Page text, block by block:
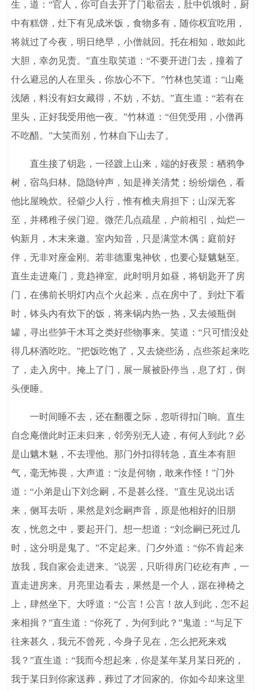
生，道：“官人，你可自去开了门歇宿去，肚中饥饿时，厨
中有糕饼，灶下有见成米饭，食物多有，随你权宜吃用，
将就过了今夜，明日绝早，小僧就回。托在相知，敢如此
大胆，幸勿见责。”直生取笑道：“不要开进门去，撞着了
什么避忌的人在里头，你放心不下。”竹林也笑道：“山庵
浅陋，料没有妇女藏得，不妨，不妨。”直生道：“若有在
里头，正好我受用他一夜。”竹林道：“但凭受用，小僧再
不吃醋。”大笑而别，竹林自下山去了。
直生接了钥匙，一径踱上山来，端的好夜景：栖鸦争
树，宿鸟归林。隐隐钟声，知是禅关清梵；纷纷烟色，看
他比屋晚炊。径僻少人行，惟有樵夫肩担下；山深无客
至，并稀稚子侯门迎。微茫几点疏星，户前相引，灿烂一
钩新月，木末来邀。室内知音，只是满堂木偶；庭前好
伴，无非对座金刚。若非德重鬼神钦，也要心疑魑魅至。
直生走进庵门，竟趋禅室。此时明月如昼，将钥匙开了房
门，在佛前长明灯内点个火起来，点在房中了。到灶下看
时，钵头内有炊下的饭，将来锅内热一热，又去倾瓶倒
罐，寻出些笋干木耳之类好些物事来。笑道：“只可惜没处
得几杯酒吃吃。”把饭吃饱了，又去烧些汤，点些茶起来吃
了，走入房中。掩上了门，展一展被卧停当，息了灯，倒
头便睡。
一时间睡不去，还在翻覆之际，忽听得扣门晌。直生
自念庵僧此时正未归来，邻旁别无人迹，有何人到此？必
是山魑木魅，不去理他。那门外扣得转急，直生本有胆
气，毫无怖畏，大声道：“汝是何物，敢来作怪！”门外
道：“小弟是山下刘念嗣，不是甚么怪。”直生见说出话
来，侧耳去听，果然是刘念嗣声音，原是他相好的旧朋
友，恍忽之中，要起开门。想一想道：“刘念嗣已死过几
时，这分明是鬼了。”不定起来。门夕外道：“你不肯起来
放我，我自家会走进来。”说罢，只听得房门矻矻有声，一
直走进房来。月亮里边看去，果然是一个人，踞在禅椅之
上，肆然坐下。大呼道：“公言！公言！故人到此，怎不起
来相揖？”直生道：“你死了，为何到此？”鬼道：“与足下
往来甚久，我元不曾死，今身子见在，怎么把死来戏
我？”直生道：“我而今想起来，你是某年某月某日死的，
我于某日到你家送葬，葬过了才回家的。你如今却来这里